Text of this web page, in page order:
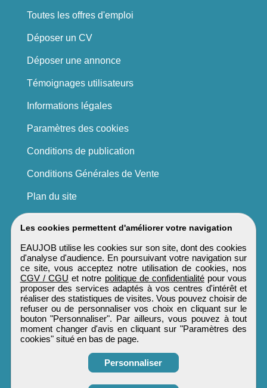
Les cookies permettent d'améliorer votre navigation
EAUJOB utilise les cookies sur son site, dont des cookies
d'analyse d'audience. En poursuivant votre navigation sur
ce site, vous acceptez notre utilisation de cookies, nos
CGV / CGU et notre politique de confidentialité pour vous
proposer des services adaptés à vos centres d'intérêt et
réaliser des statistiques de visites. Vous pouvez choisir de
refuser ou de personnaliser vos choix en cliquant sur le
bouton "Personnaliser". Par ailleurs, vous pouvez à tout
moment changer d'avis en cliquant sur "Paramètres des
cookies" situé en bas de page.
Personnaliser
Toutes les offres d'emploi
Déposer un CV
Déposer une annonce
Témoignages utilisateurs
Informations légales
Paramètres des cookies
Conditions de publication
Conditions Générales de Vente
Plan du site